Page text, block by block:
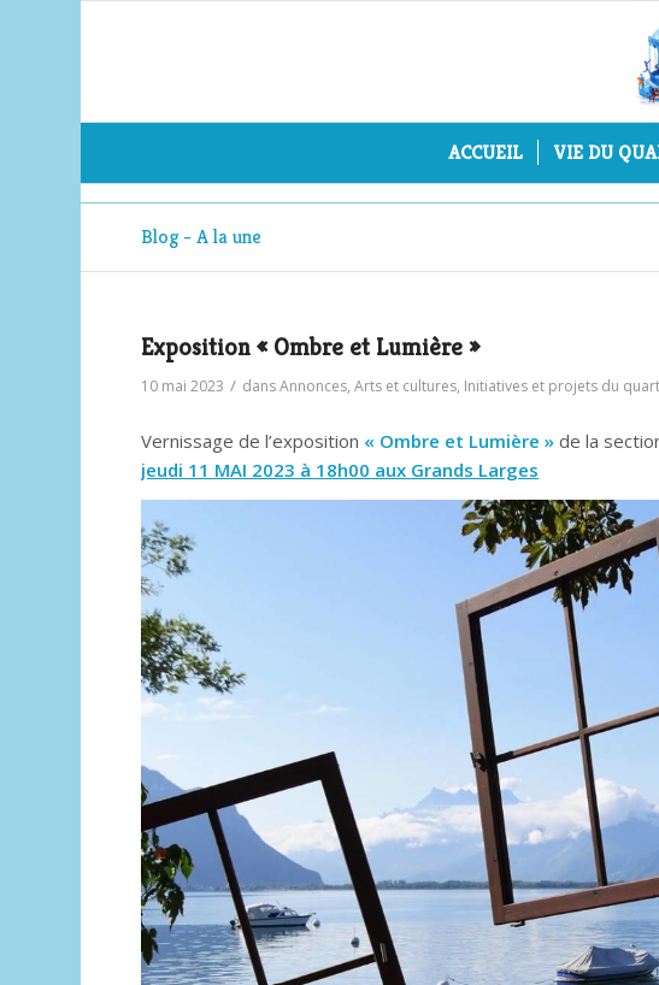
ACCUEIL VIE DU
Blog - A la une
Exposition « Ombre et Lumière »
10 mai 2023 / dansAnnonces,Arts et cultures, Initiatives et projets du
Vernissage de l’exposition « Ombre et Lumière » de la
jeudi 11 MAI 2023 à 18h00 aux Grands Larges